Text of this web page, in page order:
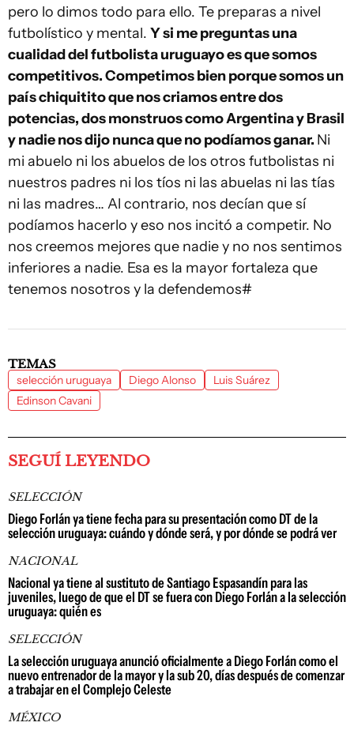
pero lo dimos todo para ello. Te preparas a nivel
futbolístico y mental. Y si me preguntas una
cualidad del futbolista uruguayo es que somos
competitivos. Competimos bien porque somos un
país chiquitito que nos criamos entre dos
potencias, dos monstruos como Argentina y Brasil
y nadie nos dijo nunca que no podíamos ganar. Ni
mi abuelo ni los abuelos de los otros futbolistas ni
nuestros padres ni los tíos ni las abuelas ni las tías
ni las madres… Al contrario, nos decían que sí
podíamos hacerlo y eso nos incitó a competir. No
nos creemos mejores que nadie y no nos sentimos
inferiores a nadie. Esa es la mayor fortaleza que
tenemos nosotros y la defendemos#
TEMAS
selección uruguaya Diego Alonso
Luis Suárez
Edinson Cavani
SEGUÍ LEYENDO
SELECCIÓN
Diego Forlán ya tiene fecha para su presentación como DT de la
selección uruguaya: cuándo y dónde será, y por dónde se podrá ver
NACIONAL
Nacional ya tiene al sustituto de Santiago Espasandín para las
juveniles, luego de que el DT se fuera con Diego Forlán a la selección
uruguaya: quién es
SELECCIÓN
La selección uruguaya anunció oficialmente a Diego Forlán como el
nuevo entrenador de la mayor y la sub 20, días después de comenzar
a trabajar en el Complejo Celeste
MÉXICO